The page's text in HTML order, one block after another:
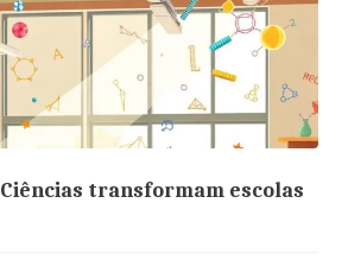
transformam escolas